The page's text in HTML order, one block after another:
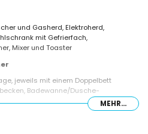
und Gasherd, Elektroherd,
mit Gefrierfach,
Mixer und Toaster
jeweils mit einem Doppelbett
Badewanne/Dusche-
Dusche und Toilette
MEHR...